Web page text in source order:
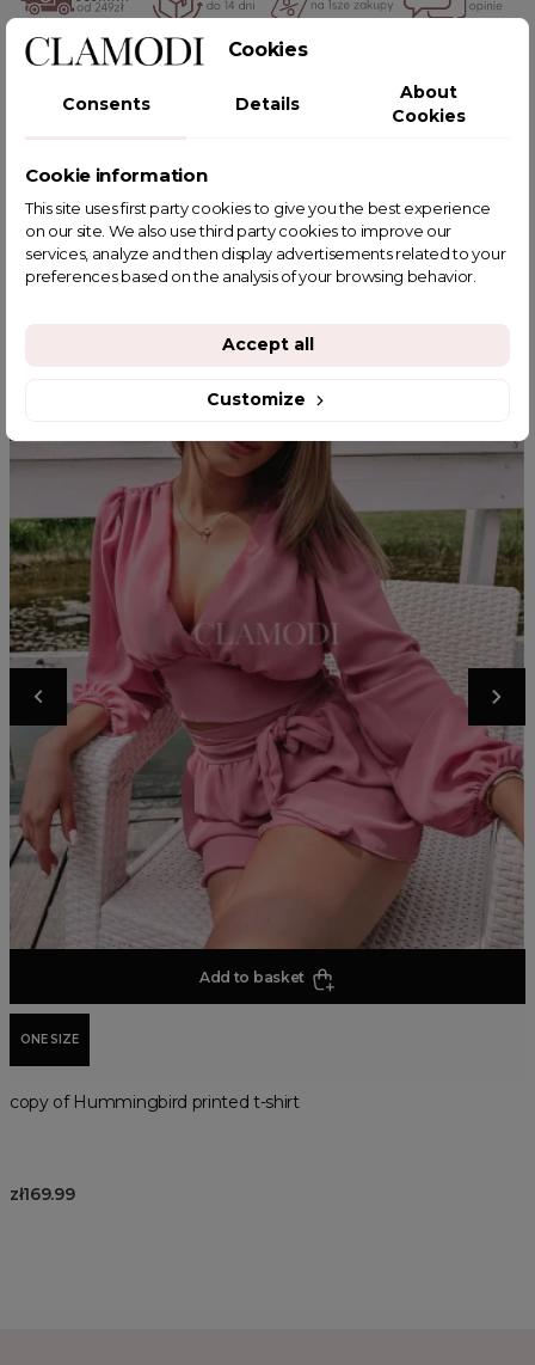
POWIĄZANE TAGI
YOU MIGHT ALSO LIKE
Add to basket
ONE SIZE
copy of Hummingbird printed t-shirt
zł169.99
Cookies
Consents Details
About
Cookies
Cookie information
This site uses first party cookies to give you the best experience
on our site. We also use third party cookies to improve our
services, analyze and then display advertisements related to your
preferences based on the analysis of your browsing behavior.
Customize
Accept all